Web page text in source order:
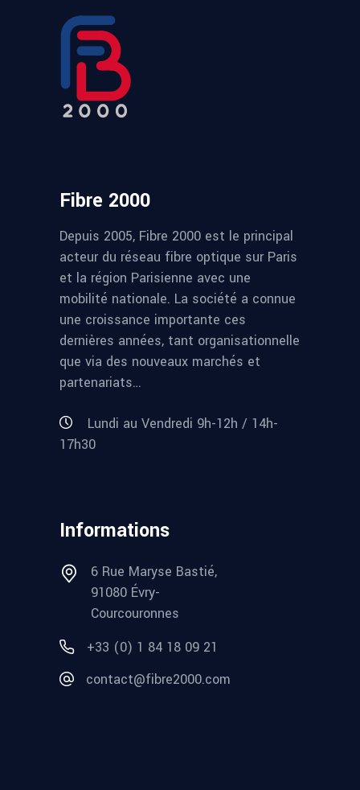
Fibre 2000
Depuis 2005, Fibre 2000 est le principal
acteur du réseau fibre optique sur Paris
et la région Parisienne avec une
mobilité nationale. La société a connue
une croissance importante ces
dernières années, tant organisationnelle
que via des nouveaux marchés et
partenariats…
Lundi au Vendredi 9h-12h / 14h-
17h30
Informations
6 Rue Maryse Bastié,
91080 Évry-
Courcouronnes
+33 (0) 1 84 18 09 21
contact@fibre2000.com